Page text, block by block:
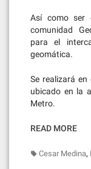
Así como ser
comunidad
para el
geomática.
Se realizará
ubicado en la
Metro.
READ MORE
Cesar Medina,